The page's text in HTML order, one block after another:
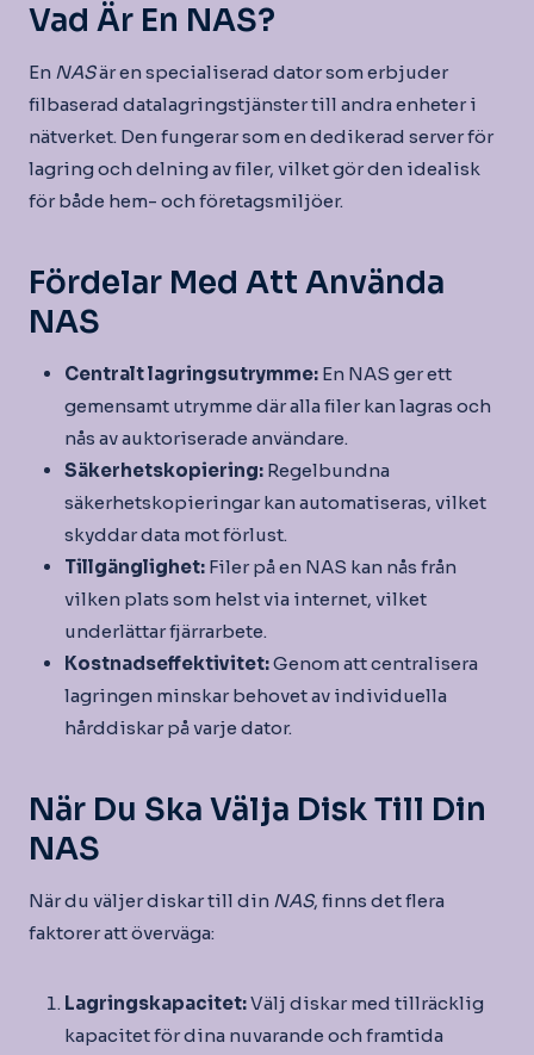
Vad Är En NAS?
En NASär en specialiserad dator som erbjuder
filbaserad datalagringstjänster till andra enheter i
nätverket. Den fungerar som en dedikerad server för
lagring och delning av filer, vilket gör den idealisk
för både hem- och företagsmiljöer.
Fördelar Med Att Använda
NAS
Centralt lagringsutrymme: En NAS ger ett
gemensamt utrymme där alla filer kan lagras och
nås av auktoriserade användare.
Säkerhetskopiering: Regelbundna
säkerhetskopieringar kan automatiseras, vilket
skyddar data mot förlust.
Tillgänglighet: Filer på en NAS kan nås från
vilken plats som helst via internet, vilket
underlättar fjärrarbete.
Kostnadseffektivitet:Genom att centralisera
lagringen minskar behovet av individuella
hårddiskar på varje dator.
När Du Ska Välja Disk Till Din
NAS
När du väljer diskar till din NAS, finns det flera
faktorer att överväga:
Lagringskapacitet:Välj diskar med tillräcklig
kapacitet för dina nuvarande och framtida